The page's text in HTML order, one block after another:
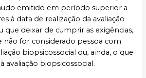
emitido em período superior a
à data de realização da avaliação
que deixar de cumprir as exigências,
for considerado pessoa com
biopsicossocial ou, ainda, o que
avaliação biopsicossocial.